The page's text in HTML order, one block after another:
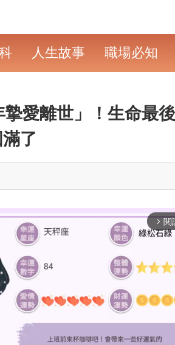
人生故事 職場必知
愛離世」！生命最
了
arrow_forward_ios 閱